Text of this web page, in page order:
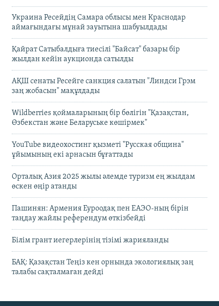
Украина Ресейдің Самара облысы мен Краснодар
аймағындағы мұнай зауытына шабуылдады
Қайрат Сатыбалдыға тиесілі "Байсат" базары бір
жылдан кейін аукционда сатылды
АҚШ сенаты Ресейге санкция салатын "Линдси Грэм
заң жобасын" мақұлдады
Wildberries қоймаларының бір бөлігін "Қазақстан,
Өзбекстан және Беларуське көшірмек"
YouTube видеохостинг қызметі "Русская община"
ұйымының екі арнасын бұғаттады
Орталық Азия 2025 жылы әлемде туризм ең жылдам
өскен өңір атанды
Пашинян: Армения Еуроодақ пен ЕАЭО-ның бірін
таңдау жайлы референдум өткізбейді
Білім грант иегерлерінің тізімі жарияланды
БАҚ: Қазақстан Теңіз кен орнында экологиялық заң
талабы сақталмаған дейді